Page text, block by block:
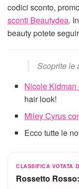
codici sconto,
sconti Beautydea.
beauty potete
Scoprite le
Nicole
hair look!
Miley Cyrus
Ecco tutte le
CLASSIFICA VOTATA
Rossetto